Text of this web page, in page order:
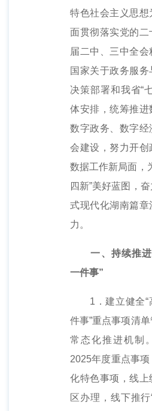
特色社会主义思想
面贯彻落实党的二
届二中、三中全会
国家关于政务服务
决策部署和我省“
体安排，统筹推进
数字政务、数字经
会建设，努力开创
数据工作新局面，
四新”美好蓝图，
式现代化湖南篇章
力。
一、持续推
一件事”
1．建立健全“
件事”重点事项清
常态化推进机制
2025年度重点事
化特色事项，线上
区办理，线下推行